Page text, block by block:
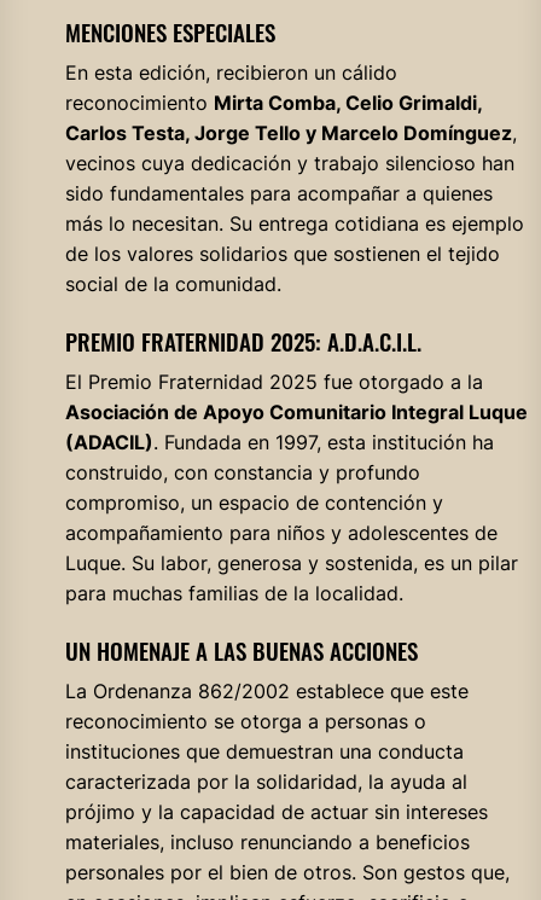
MENCIONES ESPECIALES
En esta edición, recibieron un cálido
reconocimiento Mirta Comba, Celio Grimaldi,
Carlos Testa, Jorge Tello y Marcelo Domínguez,
vecinos cuya dedicación y trabajo silencioso han
sido fundamentales para acompañar a quienes
más lo necesitan. Su entrega cotidiana es ejemplo
de los valores solidarios que sostienen el tejido
social de la comunidad.
PREMIO FRATERNIDAD 2025: A.D.A.C.I.L.
El Premio Fraternidad 2025 fue otorgado a la
Asociación de Apoyo Comunitario Integral Luque
(ADACIL). Fundada en 1997, esta institución ha
construido, con constancia y profundo
compromiso, un espacio de contención y
acompañamiento para niños y adolescentes de
Luque. Su labor, generosa y sostenida, es un pilar
para muchas familias de la localidad.
UN HOMENAJE A LAS BUENAS ACCIONES
La Ordenanza 862/2002 establece que este
reconocimiento se otorga a personas o
instituciones que demuestran una conducta
caracterizada por la solidaridad, la ayuda al
prójimo y la capacidad de actuar sin intereses
materiales, incluso renunciando a beneficios
personales por el bien de otros. Son gestos que,